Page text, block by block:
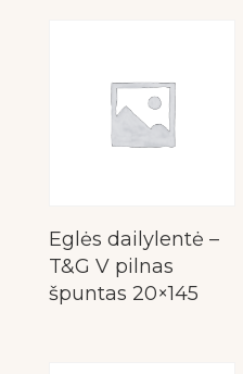
Eglės dailylentė –
T&G V pilnas
špuntas 20×145